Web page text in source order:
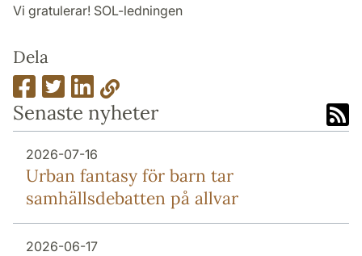
Vi gratulerar! SOL-ledningen
Dela
Senaste nyheter
2026-07-16
Urban fantasy för barn tar
samhällsdebatten på allvar
2026-06-17